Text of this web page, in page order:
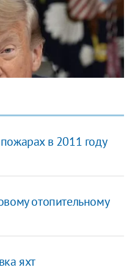
в 2011 году
отопительному
яхт